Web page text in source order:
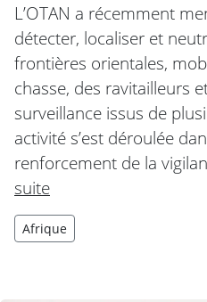
L’OTAN a récemment
détecter, localiser et
frontières orientales,
chasse, des ravitailleurs
surveillance issus de
activité s’est déroulée
renforcement de la
suite
Afrique